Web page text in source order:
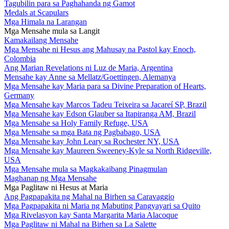
Tagubilin para sa Paghahanda ng Gamot
Medals at Scapulars
Mga Himala na Larangan
Mga Mensahe mula sa Langit
Kamakailang Mensahe
Mga Mensahe ni Hesus ang Mahusay na Pastol kay Enoch,
Colombia
Ang Marian Revelations ni Luz de Maria, Argentina
Mensahe kay Anne sa Mellatz/Goettingen, Alemanya
Mga Mensahe kay Maria para sa Divine Preparation of Hearts,
Germany
Mga Mensahe kay Marcos Tadeu Teixeira sa Jacareí SP, Brazil
Mga Mensahe kay Edson Glauber sa Itapiranga AM, Brazil
Mga Mensahe sa Holy Family Refuge, USA
Mga Mensahe sa mga Bata ng Pagbabago, USA
Mga Mensahe kay John Leary sa Rochester NY, USA
Mga Mensahe kay Maureen Sweeney-Kyle sa North Ridgeville,
USA
Mga Mensahe mula sa Magkakaibang Pinagmulan
Maghanap ng Mga Mensahe
Mga Paglitaw ni Hesus at Maria
Ang Pagpapakita ng Mahal na Birhen sa Caravaggio
Mga Pagpapakita ni Maria ng Mabuting Pangyayari sa Quito
Mga Rivelasyon kay Santa Margarita Maria Alacoque
Mga Paglitaw ni Mahal na Birhen sa La Salette